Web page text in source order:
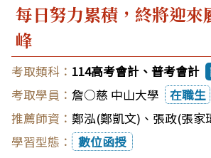
每日努力累積，終將迎來
峰
114高考會計、普考會計
詹○慈 中山大學
在職生
鄭泓(鄭凱文) 、 張政(張家
數位函授